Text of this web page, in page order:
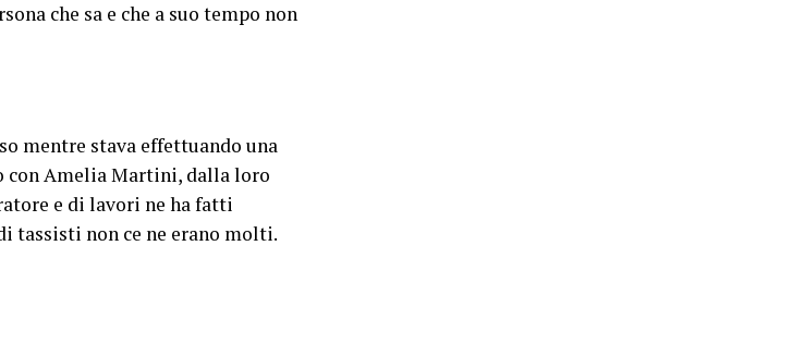
che sa e che a suo tempo non
mentre stava effettuando una
con Amelia Martini, dalla loro
e di lavori ne ha fatti
tassisti non ce ne erano molti.